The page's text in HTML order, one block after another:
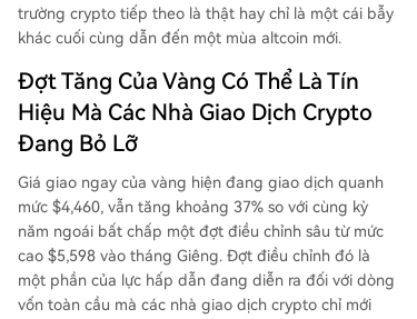
nh thổ của "mùa Bitcoin" với tỷ trọng thống trị là
57,8%, trong khi vốn hóa thị trường altcoin (loại t
rừ Bitcoin) đã giảm xuống khoảng 882 tỷ USD. P
hân tích vàng gợi ý thị trường có thể cần một đợ
i xả cảm xúc cuối cùng, trong khi biểu đồ vốn hó
a tổng cho thấy thị trường đang ở vùng hỗ trợ q
uan trọng, nơi các đợt mở rộng lớn thường hình
thành. Đợt tăng tiếp ...
trường crypto tiếp theo là thật hay chỉ là một cái bẫy
khác cuối cùng dẫn đến một mùa altcoin mới.
Đợt Tăng Của Vàng Có Thể Là Tín
Hiệu Mà Các Nhà Giao Dịch Crypto
Đang Bỏ Lỡ
Giá giao ngay của vàng hiện đang giao dịch quanh
mức $4,460, vẫn tăng khoảng 37% so với cùng kỳ
năm ngoái bất chấp một đợt điều chỉnh sâu từ mức
cao $5,598 vào tháng Giêng. Đợt điều chỉnh đó là
một phần của lực hấp dẫn đang diễn ra đối với dòng
vốn toàn cầu mà các nhà giao dịch crypto chỉ mới